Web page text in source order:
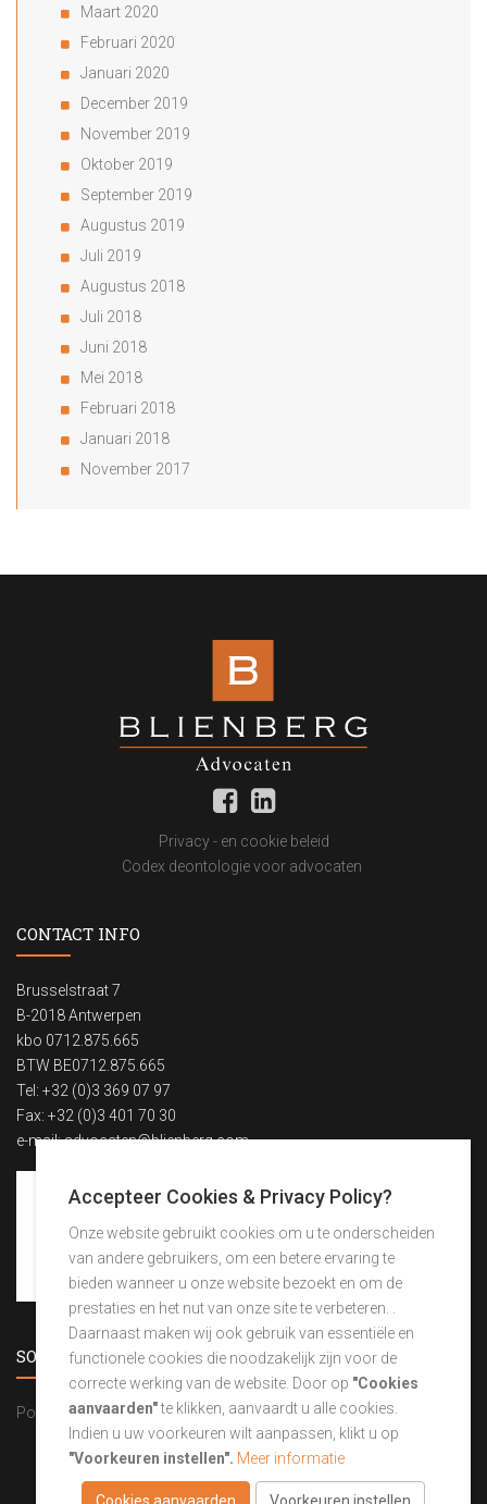
Maart 2020
Februari 2020
Januari 2020
December 2019
November 2019
Oktober 2019
September 2019
Augustus 2019
Juli 2019
Augustus 2018
Juli 2018
Juni 2018
Mei 2018
Februari 2018
Januari 2018
November 2017
Privacy - en cookie beleid
Codex deontologie voor advocaten
CONTACT INFO
Brusselstraat 7
B-2018 Antwerpen
kbo 0712.875.665
BTW BE0712.875.665
Tel: +32 (0)3 369 07 97
Fax: +32 (0)3 401 70 30
e-mail:advocaten@blienberg.com
SOCIAL NIEUWS
Powered by Curator.io
Accepteer Cookies & Privacy Policy?
Onze website gebruikt cookies om u te onderscheiden
van andere gebruikers, om een betere ervaring te
bieden wanneer u onze website bezoekt en om de
prestaties en het nut van onze site te verbeteren. .
Daarnaast maken wij ook gebruik van essentiële en
functionele cookies die noodzakelijk zijn voor de
correcte werking van de website. Door op "Cookies
aanvaarden"te klikken, aanvaardt u alle cookies.
Indien u uw voorkeuren wilt aanpassen, klikt u op
"Voorkeuren instellen". Meer informatie